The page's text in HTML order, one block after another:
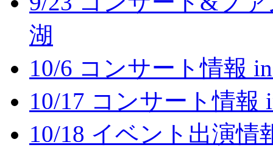
湖
10/6 コンサート情報
10/17 コンサート情報
10/18 イベント出演情